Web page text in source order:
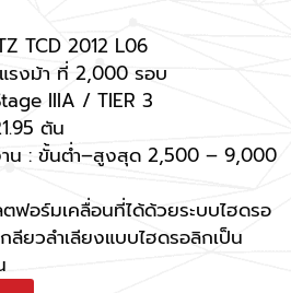
TCD 2012 L06
รงม้า ที่ 2,000 รอบ
IIIA / TIER 3
ตัน
าน : ขั้นต่ำ–สูงสุด 2,500 – 9,000
ฟอร์มเคลื่อนที่ได้ด้วยระบบไฮดรอ
ลียวลำเลียงแบบไฮดรอลิกเป็น